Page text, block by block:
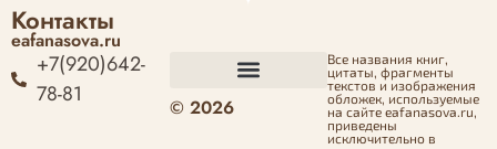
Контакты
eafanasova.ru
+7(920)642-
78-81
© 2026
Все названия книг,
цитаты, фрагменты
текстов и изображения
обложек, используемые
на сайте eafanasova.ru,
приведены
исключительно в